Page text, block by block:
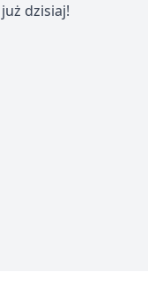
dzisiaj!